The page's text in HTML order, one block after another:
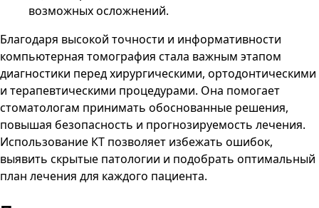
возможных осложнений.
Благодаря высокой точности и информативности
компьютерная томография стала важным этапом
диагностики перед хирургическими, ортодонтическими
и терапевтическими процедурами. Она помогает
стоматологам принимать обоснованные решения,
повышая безопасность и прогнозируемость лечения.
Использование КТ позволяет избежать ошибок,
выявить скрытые патологии и подобрать оптимальный
план лечения для каждого пациента.